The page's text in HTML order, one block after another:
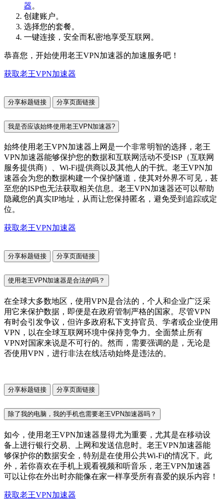
器。
创建账户。
选择您的套餐。
一键连接，安全而私密地享受互联网。
恭喜您，开始使用老王VPN加速器的加速服务吧！
获取老王VPN加速器
分享标题链接 分享页面链接
我是否应该始终使用老王VPN加速器?
始终使用老王VPN加速器上网是一个非常明智的选择，老王
VPN加速器能够保护您的数据和互联网活动不受ISP（互联网
服务提供商）、Wi-Fi提供商以及其他人的干扰。老王VPN加
速器会为您的数据构建一个保护隧道，使其对外界不可见，甚
至您的ISP也无法获取相关信息。老王VPN加速器还可以帮助
隐藏您的真实IP地址，从而让您保持匿名，避免受到追踪或定
位。
获取老王VPN加速器
分享标题链接 分享页面链接
使用老王VPN加速器是合法的吗？
在全球大多数地区，使用VPN是合法的，个人和企业广泛采
用它来保护数据，即便是在政府管制严格的国家。尽管VPN
有时会引发争议，但许多政府私下支持官员、学者或企业使用
VPN，以在全球互联网环境中保持竞争力。全面禁止所有
VPN对国家来说是不可行的。然而，需要强调的是，无论是
否使用VPN，进行非法在线活动始终是违法的。
分享标题链接 分享页面链接
除了我的电脑，我的手机也需要老王VPN加速器吗？
如今，使用老王VPN加速器显得尤为重要，尤其是在移动设
备上进行银行交易、上网和发送信息时。老王VPN加速器能
够保护你的数据安全，特别是在使用公共Wi-Fi的情况下。此
外，若你喜欢在手机上观看视频和听音乐，老王VPN加速器
可以让你在外出时亦能像在家一样享受所有喜爱的娱乐内容！
获取老王VPN加速器